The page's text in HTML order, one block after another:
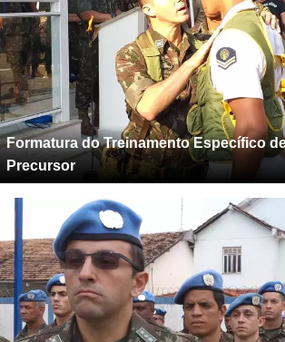
Formatura do Treinamento Específico
Precursor